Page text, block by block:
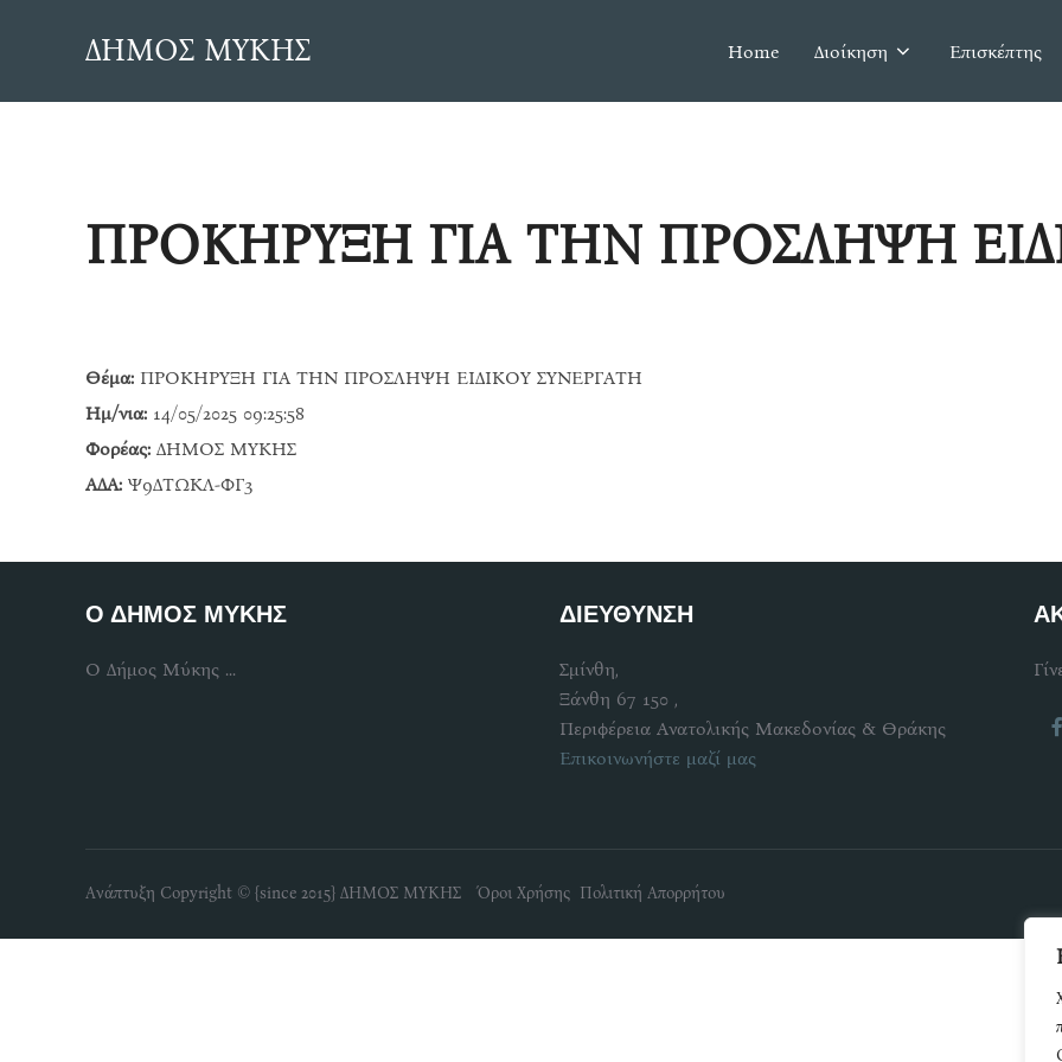
ΔΗΜΟΣ ΜΥΚΗΣ Home Διοίκηση Επισκέπτης
ΠΡΟΚΗΡΥΞΗ ΓΙΑ ΤΗΝ ΠΡΟΣΛΗΨΗ
Θέμα: ΠΡΟΚΗΡΥΞΗ ΓΙΑ ΤΗΝ ΠΡΟΣΛΗΨΗ ΕΙΔΙΚΟΥ ΣΥΝΕΡΓΑΤΗ
Ημ/νια: 14/05/2025 09:25:58
Φορέας: ΔΗΜΟΣ ΜΥΚΗΣ
ΑΔΑ: Ψ9ΔΤΩΚΛ-ΦΓ3
Ο ΔΗΜΟΣ ΜΥΚΗΣ
Ο Δήμος Μύκης ...
ΔΙΕΥΘΥΝΣΗ
Σμίνθη,
Ξάνθη 67 150 ,
Περιφέρεια Ανατολικής Μακεδονίας & Θράκης
Επικοινωνήστε μαζί μας
Ανάπτυξη Copyright © {since 2015} ΔΗΜΟΣ ΜΥΚΗΣ Όροι Χρήσης Πολιτική Απορρήτου